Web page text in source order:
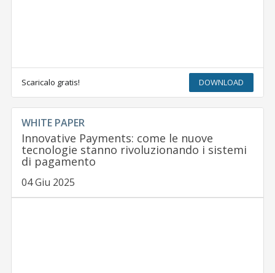
Scaricalo gratis! DOWNLOAD
WHITE PAPER
Innovative Payments: come le nuove
tecnologie stanno rivoluzionando i sistemi
di pagamento
04 Giu 2025